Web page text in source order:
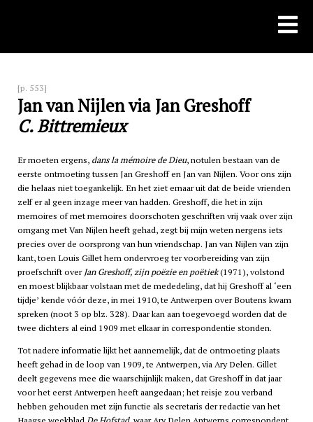
[p. 553]
Jan van Nijlen via Jan Greshoff
C. Bittremieux
Er moeten ergens, dans la mémoire de Dieu, notulen bestaan van de
eerste ontmoeting tussen Jan Greshoff en Jan van Nijlen. Voor ons zijn
die helaas niet toegankelijk. En het ziet ernaar uit dat de beide vrienden
zelf er al geen inzage meer van hadden. Greshoff, die het in zijn
memoires of met memoires doorschoten geschriften vrij vaak over zijn
omgang met Van Nijlen heeft gehad, zegt bij mijn weten nergens iets
precies over de oorsprong van hun vriendschap. Jan van Nijlen van zijn
kant, toen Louis Gillet hem ondervroeg ter voorbereiding van zijn
proefschrift overJan Greshoff, zijn poëzie en poëtiek(1971), volstond
en moest blijkbaar volstaan met de mededeling, dat hij Greshoff al ‘een
tijdje’ kende vóór deze, in mei 1910, te Antwerpen over Boutens kwam
spreken (noot 3 op blz. 328). Daar kan aan toegevoegd worden dat de
twee dichters al eind 1909 met elkaar in correspondentie stonden.
Tot nadere informatie lijkt het aannemelijk, dat de ontmoeting plaats
heeft gehad in de loop van 1909, te Antwerpen, via Ary Delen. Gillet
deelt gegevens mee die waarschijnlijk maken, dat Greshoff in dat jaar
voor het eerst Antwerpen heeft aangedaan; het reisje zou verband
hebben gehouden met zijn functie als secretaris der redactie van het